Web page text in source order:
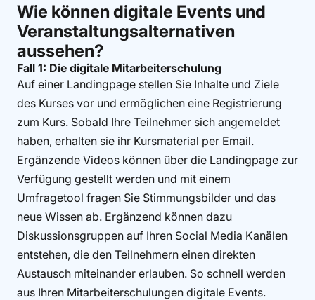
Wie können digitale Events und
Veranstaltungsalternativen
aussehen?
Fall 1: Die digitale Mitarbeiterschulung
Auf einer Landingpage stellen Sie Inhalte und Ziele
des Kurses vor und ermöglichen eine Registrierung
zum Kurs. Sobald Ihre Teilnehmer sich angemeldet
haben, erhalten sie ihr Kursmaterial per Email.
Ergänzende Videos können über die Landingpage zur
Verfügung gestellt werden und mit einem
Umfragetool fragen Sie Stimmungsbilder und das
neue Wissen ab. Ergänzend können dazu
Diskussionsgruppen auf Ihren Social Media Kanälen
entstehen, die den Teilnehmern einen direkten
Austausch miteinander erlauben. So schnell werden
aus Ihren Mitarbeiterschulungen digitale Events.